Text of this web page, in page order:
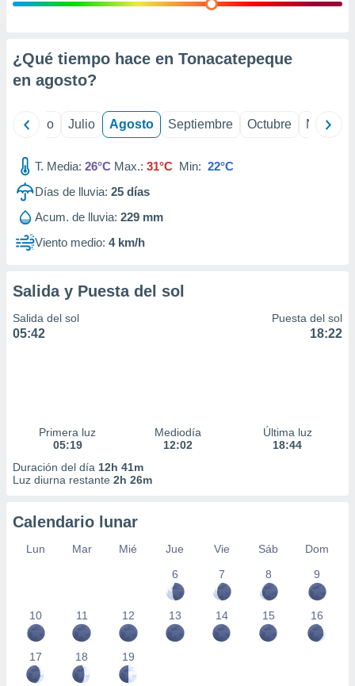
e
mediante
publicidad
de
1199
¿Qué tiempo hace en Tonacatepeque
en agosto?
Junio Julio Agosto Septiembre Octubre
T. Media: 26°C Max.: 31°C Min: 22°C
Días de lluvia: 25 días
Acum. de lluvia: 229 mm
Viento medio: 4 km/h
Salida y Puesta del sol
Salida del sol
05:42
Puesta del sol
18:22
Primera luz
05:19
Mediodía
12:02
Última luz
18:44
Duración del día 12h 41m
Luz diurna restante 2h 26m
Calendario lunar
Lun Mar Mié Jue Vie Sáb
Dom
6
7 8 9
10 11 12 13 14 15 16
17 18 19